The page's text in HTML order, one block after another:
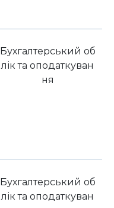
Бухгалтерський об
лік та оподаткуван
ня
Бухгалтерський об
лік та оподаткуван